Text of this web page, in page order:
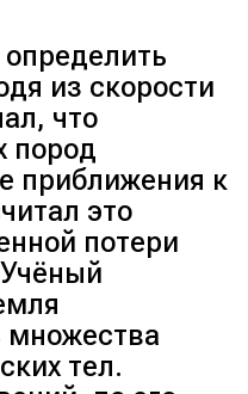
из скорости
что
пород
приближения к
это
потери
множества
тел.